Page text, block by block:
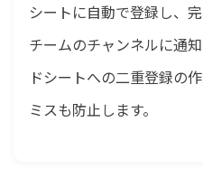
シートに自動で登録し、
チームのチャンネルに通
ドシートへの二重登録の
ミスも防止します。